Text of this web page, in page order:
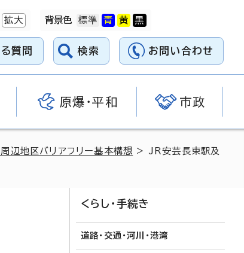
拡大 背景色
質問 検索 お問い合わせ
原爆・平和 市政
辺地区バリアフリー基本構想 > JR安芸長束駅及
くらし・手続き
道路・交通・河川・港湾